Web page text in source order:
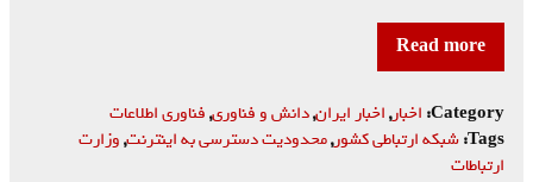
Read more
Category: اخبار,اخبار ایران,دانش و فناوری,فناوری اطلاعات
Tags: شبکه ارتباطی کشور,محدودیت دسترسی به اینترنت,وزارت
ارتباطات